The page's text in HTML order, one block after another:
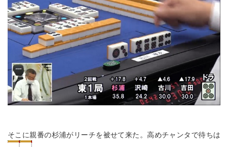
そこに親番の杉浦がリーチを被せて来た。高めチャンタで待ちは